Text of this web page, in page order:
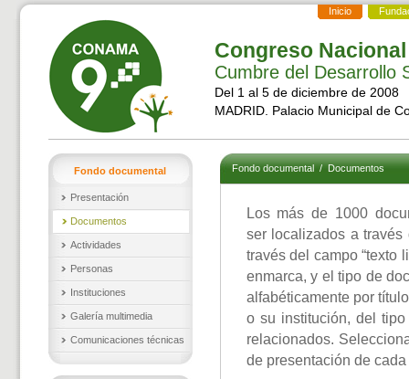
Inicio
Congreso
Cumbre del Desarrollo
Del 1 al 5 de diciembre de 2008
MADRID. Palacio Municipal de
Fondo documental
Presentación
Documentos
Actividades
Personas
Instituciones
Galería multimedia
Comunicaciones técnicas
Fondo documental/Documentos
Los más de 1000
ser localizados a
través del campo “texto
enmarca, y el tipo de
alfabéticamente por
o su institución, del
relacionados.
de presentación de